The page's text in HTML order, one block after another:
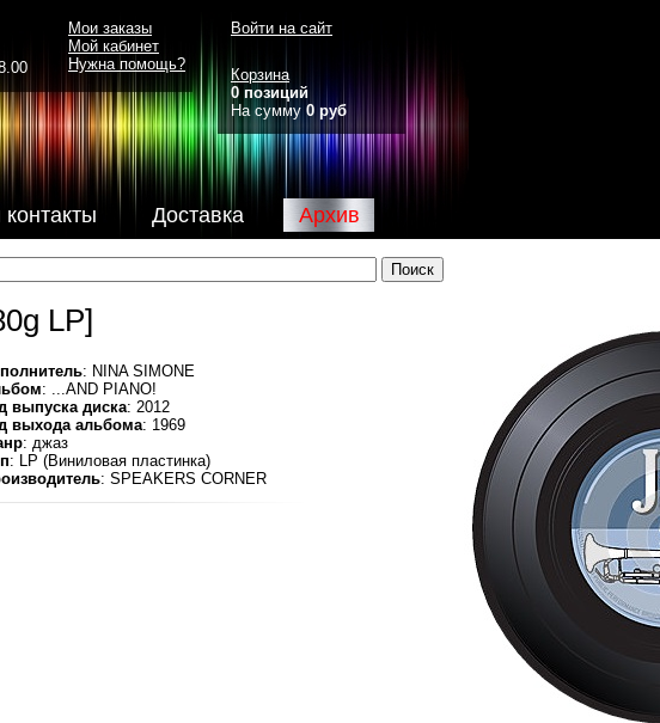
Доставка Архив
Мои заказы
Мой кабинет
Нужна помощь?
Войти на сайт
Корзина
0 позиций
На сумму 0 руб
LP]
: NINA SIMONE
: ...AND PIANO!
выпуска диска: 2012
выхода альбома: 1969
: джаз
: LP (Виниловая пластинка)
: SPEAKERS CORNER